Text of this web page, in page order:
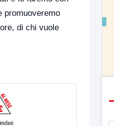
promuoveremo
di chi vuole